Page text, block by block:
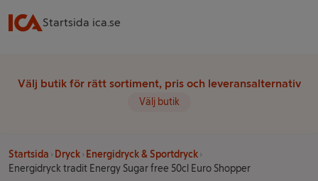
Startsida ica.se
Välj butik för rätt sortiment, pris och leveransalternativ
Välj butik
Startsida Dryck
Energidryck & Sportdryck
Energidryck tradit Energy Sugar free 50cl Euro Shopper